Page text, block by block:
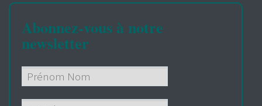
Abonnez-vous à notre
newsletter